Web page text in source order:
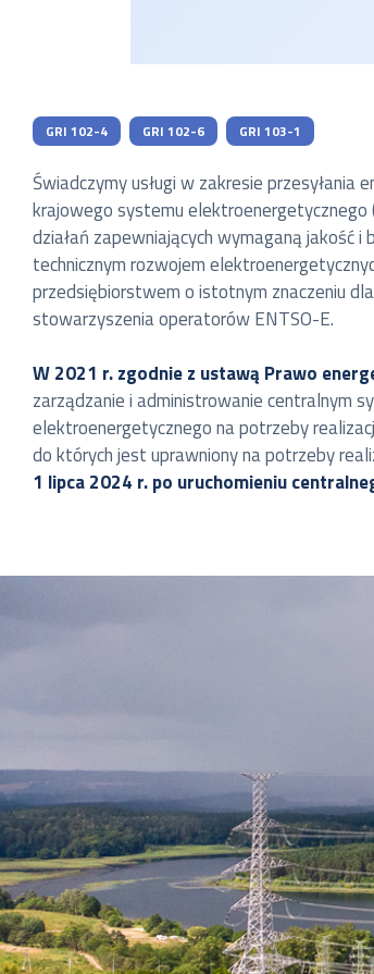
GRI 102-4 GRI 102-6 GRI 103-1
Świadczymy usługi w zakresie
krajowego systemu elektroenergetycznego
działań zapewniających wymaganą jakość
technicznym rozwojem
przedsiębiorstwem o istotnym znaczeniu
stowarzyszenia operatorów ENTSO-E.
W 2021 r. zgodnie z ustawą Prawo
zarządzanie i administrowanie centralnym
elektroenergetycznego na potrzeby
do których jest uprawniony na potrzeby
1 lipca 2024 r. po uruchomieniu